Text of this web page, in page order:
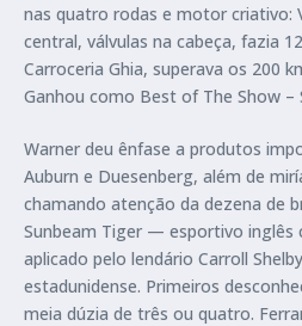
nas quatro rodas e motor criativo:
central, válvulas na cabeça, fazia
Carroceria Ghia, superava os 200
Ganhou como Best of The Show –
Warner deu ênfase a produtos
Auburn e Duesenberg, além de
chamando atenção da dezena de
Sunbeam Tiger — esportivo inglês
aplicado pelo lendário Carroll
estadunidense. Primeiros
meia dúzia de três ou quatro.